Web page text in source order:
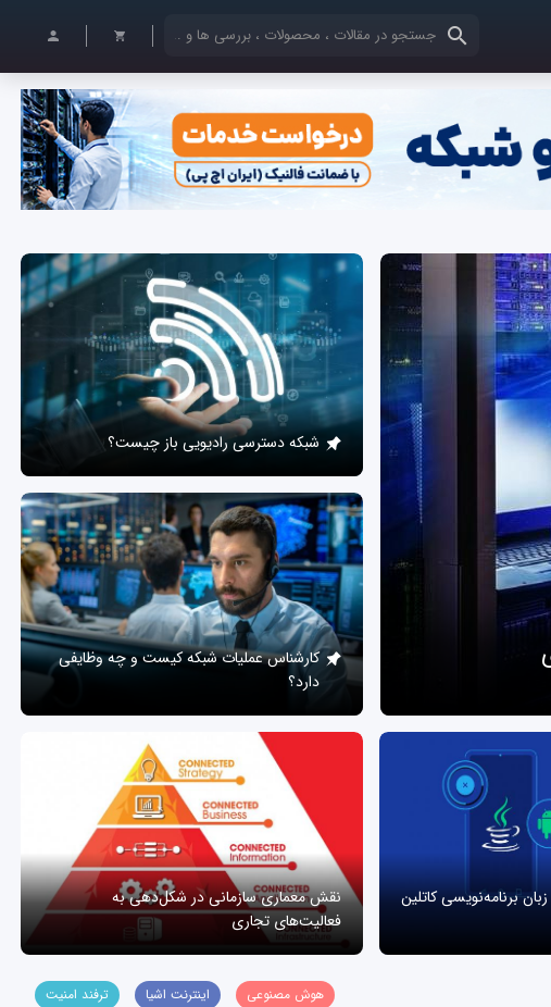
کلمات کلیدی خود را وارد کنید
شبکه دسترسی رادیویی باز چیست؟
کارشناس عملیات شبکه کیست و چه وظایفی
دارد؟
برنامه‌نویسی کاتلین
نقش معماری سازمانی در شکل‌دهی به
فعالیت‌های تجاری
هوش مصنوعی اینترنت اشیا ترفند امنیت